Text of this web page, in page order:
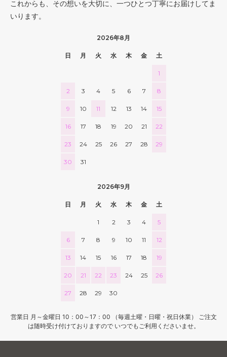
これからも、その想いを大切に、一つひとつ丁寧にお届けしてま
いります。
2026年8月
日 月 火 水 木 金 土
1
2 3 4 5 6 7 8
9 10 11 12 13 14 15
16 17 18 19 20 21 22
23 24 25 26 27 28 29
30 31
2026年9月
日 月 火 水 木 金 土
1 2 3 4 5
6 7 8 9 10 11 12
13 14 15 16 17 18 19
20 21 22 23 24 25 26
27 28 29 30
営業日 月～金曜日 10：00～17：00 （毎週土曜・日曜・祝日休業） ご注文
は随時受け付けておりますので いつでもご利用くださいませ。